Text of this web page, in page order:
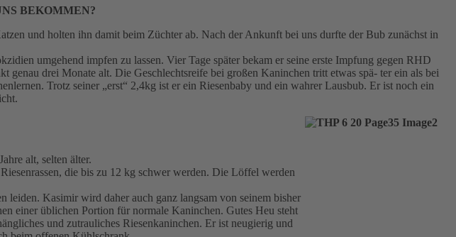
BEKOMMEN?
und holten ihn damit beim Züchter ab. Nach der Ankunft bei uns durfte der Bub zunächst in
umgehend impfen zu lassen. Vier Tage später bekam er seine erste Impfung gegen RHD
drei Monate alt. Die Geschlechtsreife bei großen Kaninchen tritt etwas spä- ter ein als bei
Trotz seiner „erst“ 2,4kg ist er ein Riesenbaby und ein wahrer Lausbub. Er ist noch ein
alt, selten älter.
die bis zu 12 kg schwer werden. Die Löffel werden
leiden. Kasimir wird daher auch ganz langsam von seinem bisher
einer üblichen Portion für normale Kaninchen. Gutes Heu steht
und zutrauliches Riesenkaninchen. Er ist neugierig und